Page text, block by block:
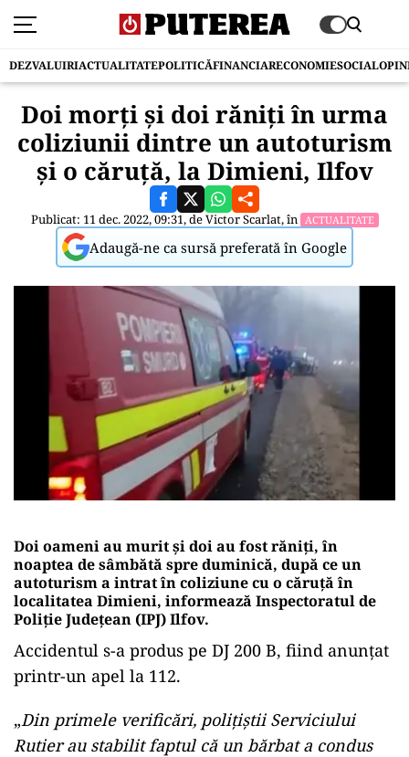
DEZVALUIRIACTUALITATEPOLITICĂFINANCIARECONOMIESOCIAL
Doi morţi şi doi răniţi în urma
coliziunii dintre un autoturism
şi o căruţă, la Dimieni, Ilfov
Publicat: 11 dec. 2022, 09:31, deVictor Scarlat, în ACTUALITATE
Adaugă-ne ca sursă preferată în Google
Doi oameni au murit şi doi au fost răniţi, în
noaptea de sâmbătă spre duminică, după ce un
autoturism a intrat în coliziune cu o căruţă în
localitatea Dimieni, informează Inspectoratul de
Poliţie Judeţean (IPJ) Ilfov.
Accidentul s-a produs pe DJ 200 B, fiind anunţat
printr-un apel la 112.
„Din primele verificări, poliţiştii Serviciului
Rutier au stabilit faptul că un bărbat a condus